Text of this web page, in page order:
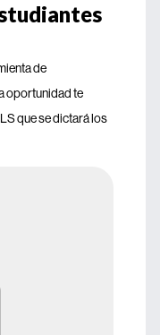
de
oportunidad te
que se dictará los